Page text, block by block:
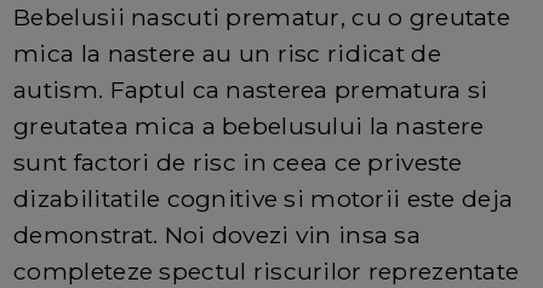
Bebelusii nascuti prematur, cu o greutate
mica la nastere au un risc ridicat de
autism. Faptul ca nasterea prematura si
greutatea mica a bebelusului la nastere
sunt factori de risc in ceea ce priveste
dizabilitatile cognitive si motorii este deja
demonstrat. Noi dovezi vin insa sa
completeze spectul riscurilor reprezentate